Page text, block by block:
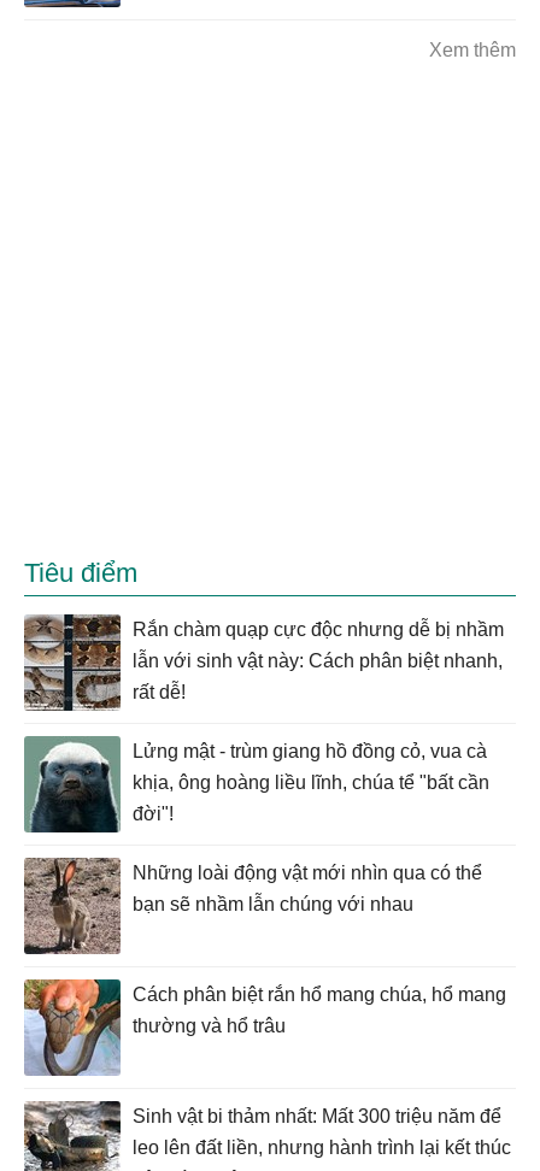
Xem thêm
Tiêu điểm
Rắn chàm quạp cực độc nhưng dễ bị nhầm
lẫn với sinh vật này: Cách phân biệt nhanh,
rất dễ!
Lửng mật - trùm giang hồ đồng cỏ, vua cà
khịa, ông hoàng liều lĩnh, chúa tể "bất cần
đời"!
Những loài động vật mới nhìn qua có thể
bạn sẽ nhầm lẫn chúng với nhau
Cách phân biệt rắn hổ mang chúa, hổ mang
thường và hổ trâu
Sinh vật bi thảm nhất: Mất 300 triệu năm để
leo lên đất liền, nhưng hành trình lại kết thúc